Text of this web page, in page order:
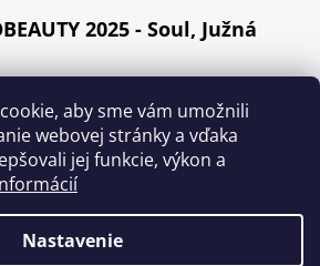
aby sme vám umožnili
webovej stránky a vďaka
jej funkcie, výkon a
Nastavenie
2025 - Soul, Južná